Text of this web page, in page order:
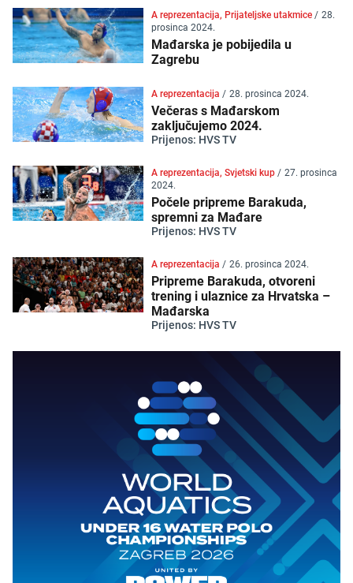
A reprezentacija, Prijateljske utakmice/ 28.
prosinca 2024.
Mađarska je pobijedila u
Zagrebu
A reprezentacija/ 28. prosinca 2024.
Večeras s Mađarskom
zaključujemo 2024.
Prijenos: HVS TV
A reprezentacija, Svjetski kup/ 27. prosinca
2024.
Počele pripreme Barakuda,
spremni za Mađare
Prijenos: HVS TV
A reprezentacija/ 26. prosinca 2024.
Pripreme Barakuda, otvoreni
trening i ulaznice za Hrvatska –
Mađarska
Prijenos: HVS TV